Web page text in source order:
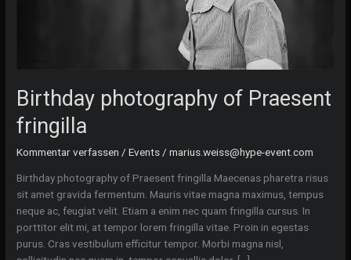
Birthday photography of Praesent
fringilla
Kommentar verfassen /Events /marius.weiss@hype-event.com
Birthday photography of Praesent fringilla Maecenas pharetra risus
sit amet gravida fermentum. Mauris vitae magna maximus, tempus
neque ac, feugiat velit. Etiam a enim nec quam fringilla cursus. In
porttitor elit mi, at tempor lorem fringilla vitae. Proin in egestas
purus. Cras vestibulum efficitur tempor. Morbi magna nisl,